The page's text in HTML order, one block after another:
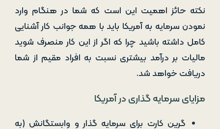
نکته حائز اهمیت این است که شما در هنگام وارد
نمودن سرمایه به آمریکا باید با همه جوانب کار آشنایی
کامل داشته باشید چرا که اگر از این کار منصرف شوید
مالیات بر درآمد بیشتری نسبت به افراد مقیم از شما
دریافت خواهد شد.
مزایای سرمایه گذاری در آمریکا
گرین کارت برای سرمایه گذار و وابستگانش (به